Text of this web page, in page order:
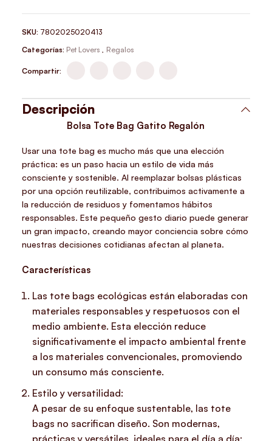
SKU: 7802025020413
Categorías: Pet Lovers , Regalos
Compartir:
Descripción
Bolsa Tote Bag Gatito Regalón
Usar una tote bag es mucho más que una elección
práctica: es un paso hacia un estilo de vida más
consciente y sostenible. Al reemplazar bolsas plásticas
por una opción reutilizable, contribuimos activamente a
la reducción de residuos y fomentamos hábitos
responsables. Este pequeño gesto diario puede generar
un gran impacto, creando mayor conciencia sobre cómo
nuestras decisiones cotidianas afectan al planeta.
Características
Las tote bags ecológicas están elaboradas con
materiales responsables y respetuosos con el
medio ambiente. Esta elección reduce
significativamente el impacto ambiental frente
a los materiales convencionales, promoviendo
un consumo más consciente.
Estilo y versatilidad:
A pesar de su enfoque sustentable, las tote
bags no sacrifican diseño. Son modernas,